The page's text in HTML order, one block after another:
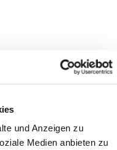
und Anzeigen zu
Medien anbieten zu